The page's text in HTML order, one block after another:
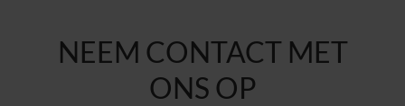
NEEM CONTACT MET
ONS OP